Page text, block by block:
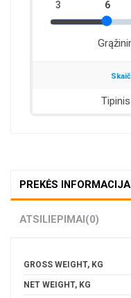
PREKĖS INFORMACIJA
ATSILIEPIMAI(0)
GROSS WEIGHT, KG
NET WEIGHT, KG